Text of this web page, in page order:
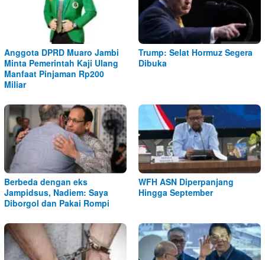
Anggota DPRD Muaro Jambi
Minta Pemerintah Kaji Ulang
Manfaat Pinjaman Rp200
Miliar
Trump: Selat Hormuz Segera
Dibuka
Berbeda dengan eks
Jampidsus, Nadiem: Saya
Diborgol dan Pakai Rompi
WFH ASN Diperpanjang
Hingga September